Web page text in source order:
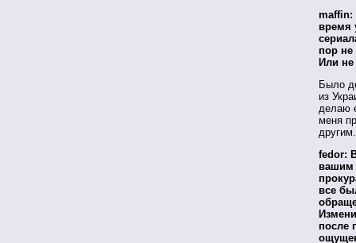
maffin:
время
пор не
Или
Было
из
делаю
меня
другим.
fedor:
вашим
все
после